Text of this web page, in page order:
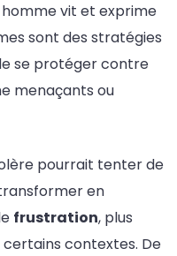
vit et exprime
sont des stratégies
se protéger contre
menaçants ou
pourrait tenter de
en
frustration, plus
contextes. De